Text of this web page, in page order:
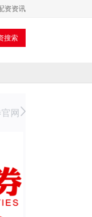
资资讯
搜索
网